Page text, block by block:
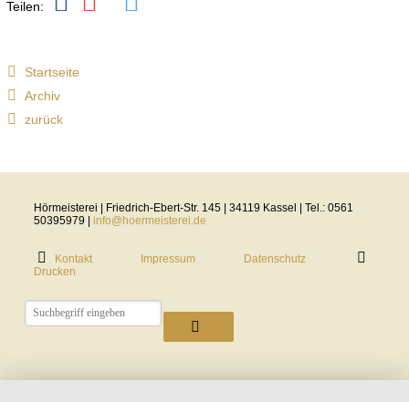
Poker
Rules
online
poker
Teilen:
Startseite
Archiv
zurück
Hörmeisterei | Friedrich-Ebert-Str. 145 | 34119 Kassel | Tel.: 0561
50395979 |info@hoermeisterei.de
Kontakt Impressum
Datenschutz
Drucken